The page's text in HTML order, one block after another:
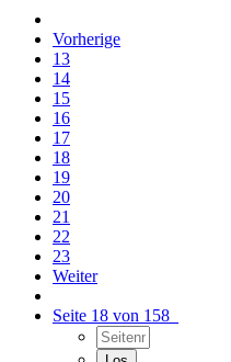
Vorherige
13
14
15
16
17
18
19
20
21
22
23
Weiter
Seite 18 von 158